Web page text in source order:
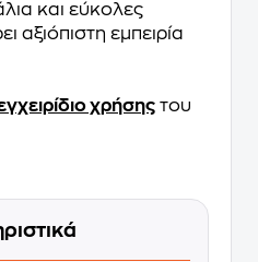
και εύκολες
αξιόπιστη εμπειρία
χρήσης του